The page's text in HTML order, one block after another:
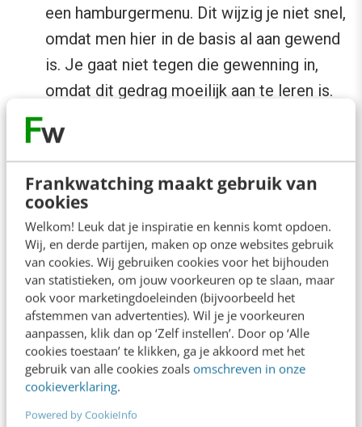
Frankwatching maakt gebruik van
cookies
Welkom! Leuk dat je inspiratie en kennis komt opdoen.
Wij, en derde partijen, maken op onze websites gebruik
van cookies. Wij gebruiken cookies voor het bijhouden
van statistieken, om jouw voorkeuren op te slaan, maar
ook voor marketingdoeleinden (bijvoorbeeld het
afstemmen van advertenties). Wil je je voorkeuren
aanpassen, klik dan op ‘Zelf instellen’. Door op ‘Alle
cookies toestaan’ te klikken, ga je akkoord met het
gebruik van alle cookies zoals omschreven in onze
cookieverklaring.
Powered by CookieInfo
een hamburgermenu. Dit wijzig je niet snel,
omdat men hier in de basis al aan gewend
is. Je gaat niet tegen die gewenning in,
omdat dit gedrag moeilijk aan te leren is.
Les 3: motivatie boosten (BJ Fogg)
Tegenover de horizontale as van BJ Fogg staat
de verticale as ‘motivatie’ (zie bovenstaande
afbeelding). Hoe boost je nu demotivatievan
een persoon om ervoor te zorgen dat men in
beweging komt?
Motivatie staat voor de innerlijke ‘drive’om iets
te doen. Diverse factoren spelen daarin mee.
Denk bijvoorbeeld aan plezier en pijn, hoop en
angst en sociale acceptatie en afwijzing. Aan